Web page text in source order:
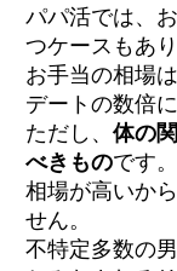
パパ活では、
つケースもあり
お手当の相場
デートの数倍
ただし、 体の
べきものです。
相場が高いか
せん。
不特定多数の